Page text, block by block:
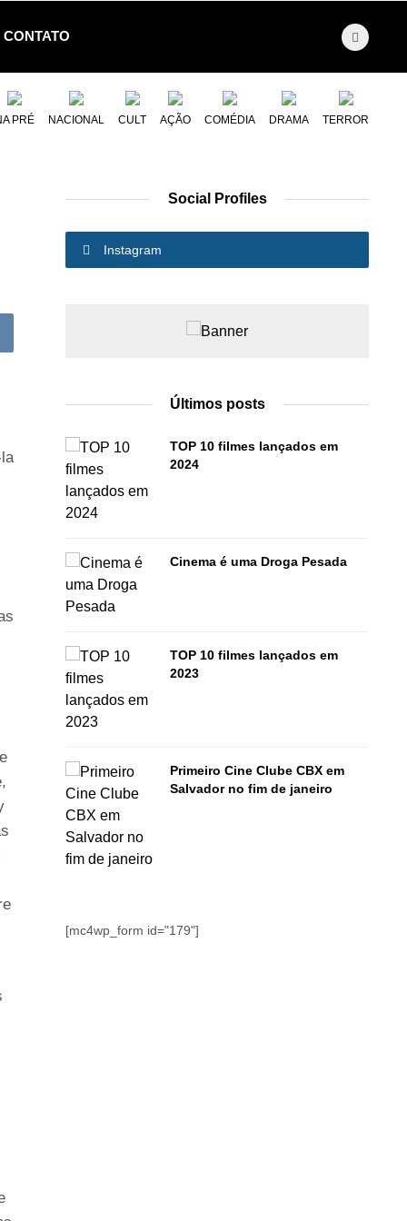
CONTATO
PRÉ NACIONAL CULT AÇÃO COMÉDIA DRAMA TERROR
Social Profiles
Instagram
Últimos posts
TOP 10 filmes lançados em
2024
Cinema é uma Droga Pesada
TOP 10 filmes lançados em
2023
Primeiro Cine Clube CBX em
Salvador no fim de janeiro
[mc4wp_form id="179"]